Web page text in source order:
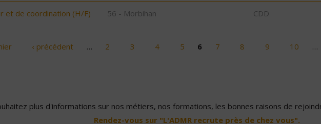
et de coordination (H/F) 56 - Morbihan CDD
‹ précédent … 2 3 4 5 6 7 8 9 10 …
plus d'informations sur nos métiers, nos formations, les bonnes raisons de
Rendez-vous sur "L'ADMR recrute près de chez vous".